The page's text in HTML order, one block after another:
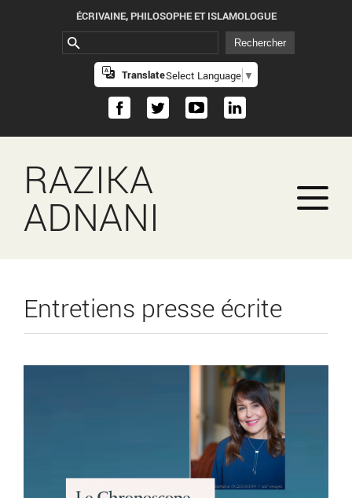
ÉCRIVAINE, PHILOSOPHE ET ISLAMOLOGUE
TranslateSelect Language ▼
RAZIKA
ADNANI
Entretiens presse écrite